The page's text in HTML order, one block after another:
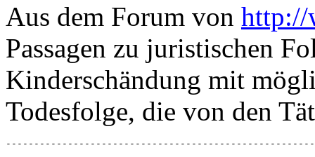
Aus dem Forum von http://
Passagen zu juristischen
Kinderschändung mit
Todesfolge, die von den